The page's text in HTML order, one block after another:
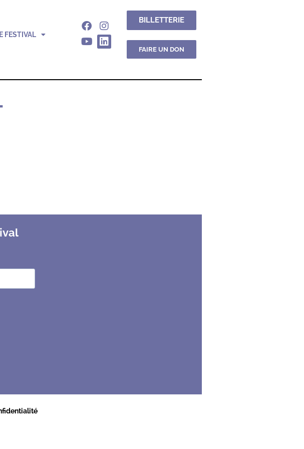
FESTIVAL
BILLETTERIE
FAIRE UN DON